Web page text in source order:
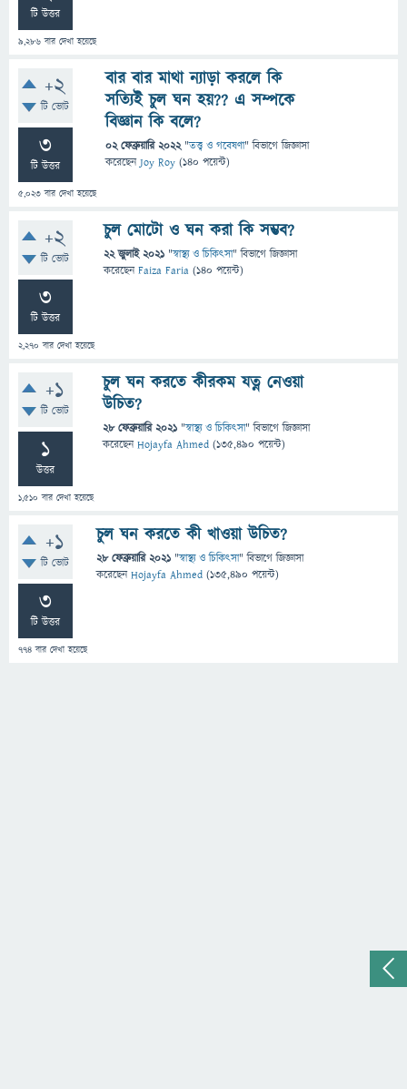
টি উত্তর
9,286 বার দেখা হয়েছে
+2
টি ভোট
3
টি উত্তর
5,023 বার দেখা হয়েছে
বার বার মাথা ন্যাড়া করলে কি
সত্যিই চুল ঘন হয়?? এ সম্পকে
বিজ্ঞান কি বলে?
02 ফেব্রুয়ারি 2022 "তত্ত্ব ও গবেষণা" বিভাগে জিজ্ঞাসা
করেছেনJoy Roy (140 পয়েন্ট)
+2
টি ভোট
3
টি উত্তর
2,270 বার দেখা হয়েছে
চুল মোটো ও ঘন করা কি সম্ভব?
22 জুলাই 2021 "স্বাস্থ্য ও চিকিৎসা" বিভাগে জিজ্ঞাসা
করেছেনFaiza Faria (140 পয়েন্ট)
+1
টি ভোট
1
উত্তর
1,510 বার দেখা হয়েছে
চুল ঘন করতে কীরকম যত্ন নেওয়া
উচিত?
28 ফেব্রুয়ারি 2021 "স্বাস্থ্য ও চিকিৎসা" বিভাগে জিজ্ঞাসা
করেছেনHojayfa Ahmed (135,490 পয়েন্ট)
+1
টি ভোট
3
টি উত্তর
774 বার দেখা হয়েছে
চুল ঘন করতে কী খাওয়া উচিত?
28 ফেব্রুয়ারি 2021 "স্বাস্থ্য ও চিকিৎসা" বিভাগে জিজ্ঞাসা
করেছেনHojayfa Ahmed (135,490 পয়েন্ট)